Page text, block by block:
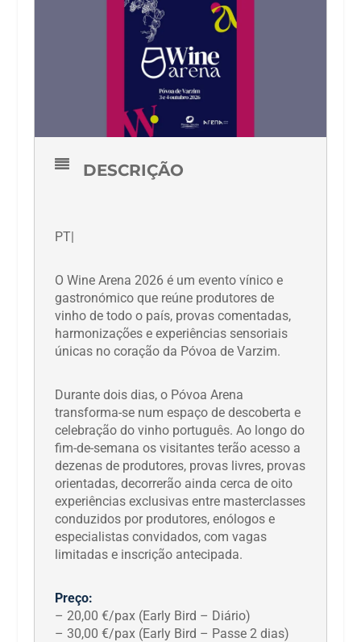
DESCRIÇÃO
PT|
O Wine Arena 2026 é um evento vínico e
gastronómico que reúne produtores de
vinho de todo o país, provas comentadas,
harmonizações e experiências sensoriais
únicas no coração da Póvoa de Varzim.
Durante dois dias, o Póvoa Arena
transforma-se num espaço de descoberta e
celebração do vinho português. Ao longo do
fim-de-semana os visitantes terão acesso a
dezenas de produtores, provas livres, provas
orientadas, decorrerão ainda cerca de oito
experiências exclusivas entre masterclasses
conduzidos por produtores, enólogos e
especialistas convidados, com vagas
limitadas e inscrição antecipada.
Preço:
– 20,00 €/pax (Early Bird – Diário)
– 30,00 €/pax (Early Bird – Passe 2 dias)